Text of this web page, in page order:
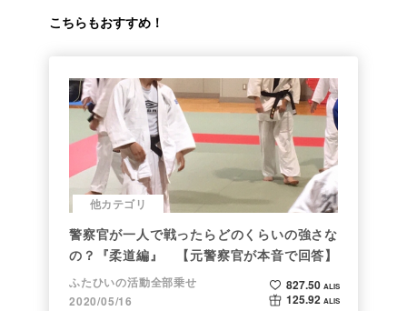
こちらもおすすめ！
他カテゴリ
警察官が一人で戦ったらどのくらいの強さな
の？『柔道編』 【元警察官が本音で回答】
ふたひいの活動全部乗せ
2020/05/16
827.50 ALIS
125.92 ALIS